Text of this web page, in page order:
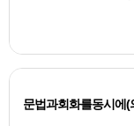
문법과회화를동시에(